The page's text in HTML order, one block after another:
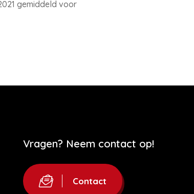
gemiddeld voor
Vragen? Neem contact op!
Contact